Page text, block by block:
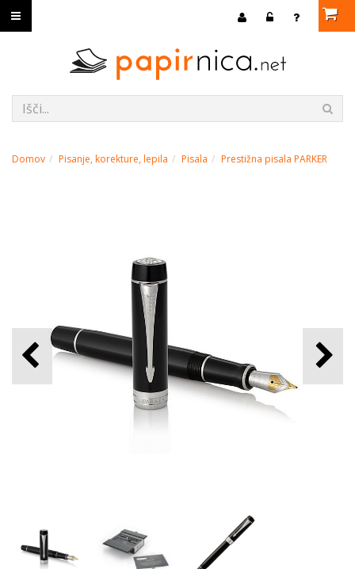
Domov Pisanje, korekture, lepila Pisala Prestižna pisala PARKER